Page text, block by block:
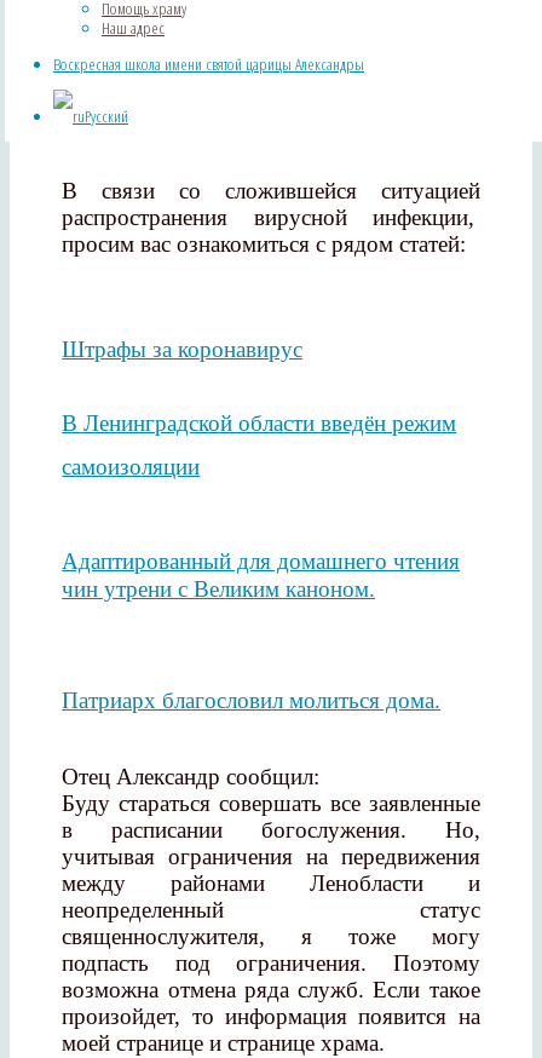
Помощь храму
Наш адрес
Воскресная школа имени святой царицы Александры
Русский
введением карантина
отartorius31501.04.202001.04.2020
Дорогие братья и сестры!
В связи со сложившейся ситуацией
распространения вирусной инфекции,
просим вас ознакомиться с рядом статей:
Штрафы за коронавирус
В Ленинградской области введён режим
самоизоляции
Адаптированный для домашнего чтения
чин утрени с Великим каноном.
Патриарх благословил молиться дома.
Отец Александр сообщил:
Буду стараться совершать все заявленные
в расписании богослужения. Но,
учитывая ограничения на передвижения
между районами Ленобласти и
неопределенный статус
священнослужителя, я тоже могу
подпасть под ограничения. Поэтому
возможна отмена ряда служб. Если такое
произойдет, то информация появится на
моей странице и странице храма.